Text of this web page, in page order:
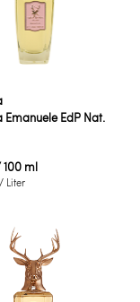
Emanuele EdP Nat.
ml
/ Liter